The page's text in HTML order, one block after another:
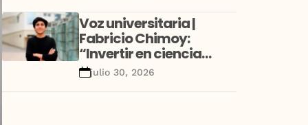
alianza estratégica
entre Perú y Corea
Voz universitaria |
Fabricio Chimoy:
“Invertir en ciencia
desde la niñez no es un
gasto educativo; es una
julio 30, 2026